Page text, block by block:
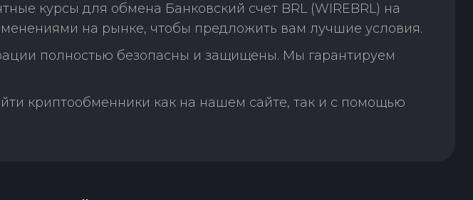
курсы для обмена Банковский счет BRL (WIREBRL) на
на рынке, чтобы предложить вам лучшие условия.
полностью безопасны и защищены. Мы гарантируем
криптообменники как на нашем сайте, так и с помощью